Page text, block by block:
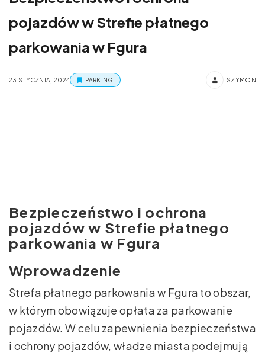
pojazdów w Strefie płatnego
parkowania w Fgura
23 STYCZNIA, 2024 PARKING SZYMON
Bezpieczeństwo i ochrona
pojazdów w Strefie płatnego
parkowania w Fgura
Wprowadzenie
Strefa płatnego parkowania w Fgura to obszar,
w którym obowiązuje opłata za parkowanie
pojazdów. W celu zapewnienia bezpieczeństwa
i ochrony pojazdów, władze miasta podejmują